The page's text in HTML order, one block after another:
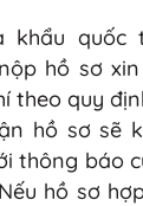
khẩu quốc
hồ sơ
theo quy
hồ sơ sẽ
thông báo
hồ sơ